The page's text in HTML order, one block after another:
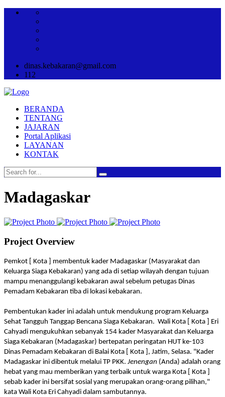
dinas.kebakaran@gmail.com
112
BERANDA
TENTANG
JAJARAN
Portal Aplikasi
LAYANAN
KONTAK
Madagaskar
Project Overview
Pemkot [ Kota ] membentuk kader Madagaskar (Masyarakat dan
Keluarga Siaga Kebakaran) yang ada di setiap wilayah dengan tujuan
mampu menanggulangi kebakaran awal sebelum petugas Dinas
Pemadam Kebakaran tiba di lokasi kebakaran.
Pembentukan kader ini adalah untuk mendukung program Keluarga
Sehat Tangguh Tanggap Bencana Siaga Kebakaran. Wali Kota [ Kota ] Eri
Cahyadi mengukuhkan sebanyak 154 kader Masyarakat dan Keluarga
Siaga Kebakaran (Madagaskar) bertepatan peringatan HUT ke-103
Dinas Pemadam Kebakaran di Balai Kota [ Kota ], Jatim, Selasa. "Kader
Madagaskar ini dibentuk melalui TP PKK. Jenengan (Anda) adalah orang
hebat yang mau memberikan yang terbaik untuk warga Kota [ Kota ]
sebab kader ini bersifat sosial yang merupakan orang-orang pilihan,"
kata Wali Kota Eri Cahyadi dalam sambutannya.